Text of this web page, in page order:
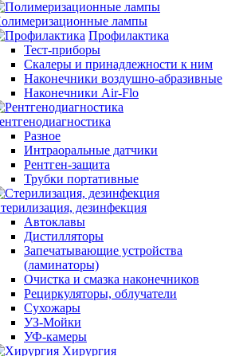
лампы
Профилактика
Тест-приборы
Скалеры и принадлежности к ним
Наконечники воздушно-абразивные
Наконечники Air-Flo
Разное
Интраоральные датчики
Рентген-защита
Трубки портативные
дезинфекция
Автоклавы
Дистилляторы
Запечатывающие устройства
(ламинаторы)
Очистка и смазка наконечников
Рециркуляторы, облучатели
Сухожары
УЗ-Мойки
УФ-камеры
Хирургия